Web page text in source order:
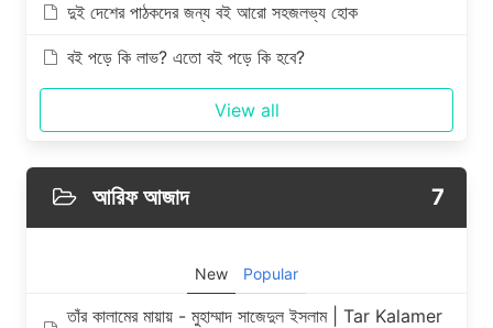
দুই দেশের পাঠকদের জন্য বই আরো সহজলভ্য হোক
বই পড়ে কি লাভ? এতো বই পড়ে কি হবে?
View all
আরিফ আজাদ 7
New Popular
তাঁর কালামের মায়ায় - মুহাম্মাদ সাজেদুল ইসলাম | Tar Kalamer